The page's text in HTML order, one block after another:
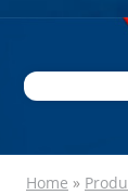
Home »